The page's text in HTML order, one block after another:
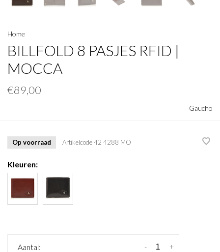
Home
BILLFOLD 8 PASJES RFID |
MOCCA
€89,00
Gaucho
Op voorraad Artikelcode42 4288 MO
Kleuren:
Aantal: +
-